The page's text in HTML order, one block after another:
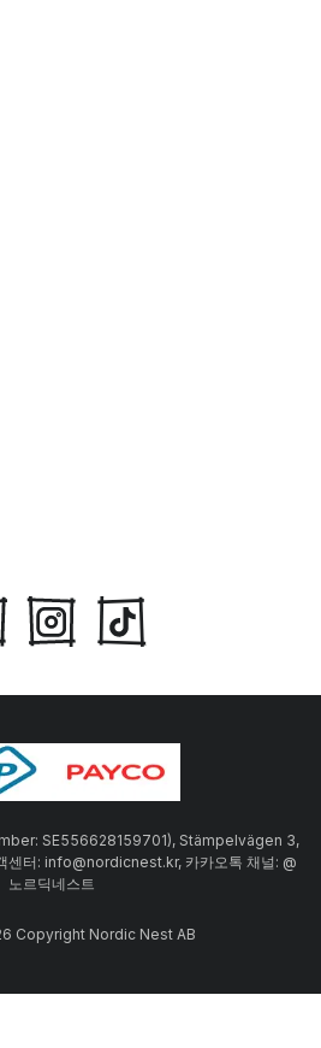
SE556628159701), Stämpelvägen 3,
터: info@nordicnest.kr, 카카오톡 채널: @
노르딕네스트
Copyright Nordic Nest AB